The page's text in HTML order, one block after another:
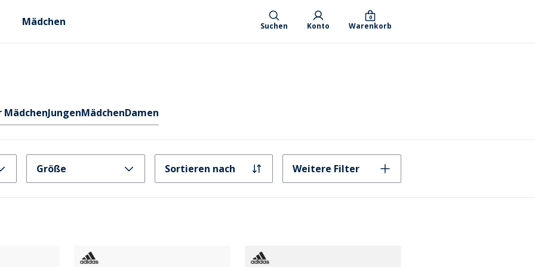
Mädchen Suchen Konto Warenkorb
0
MädchenJungenMädchenDamen
Größe Sortieren nach Weitere Filter